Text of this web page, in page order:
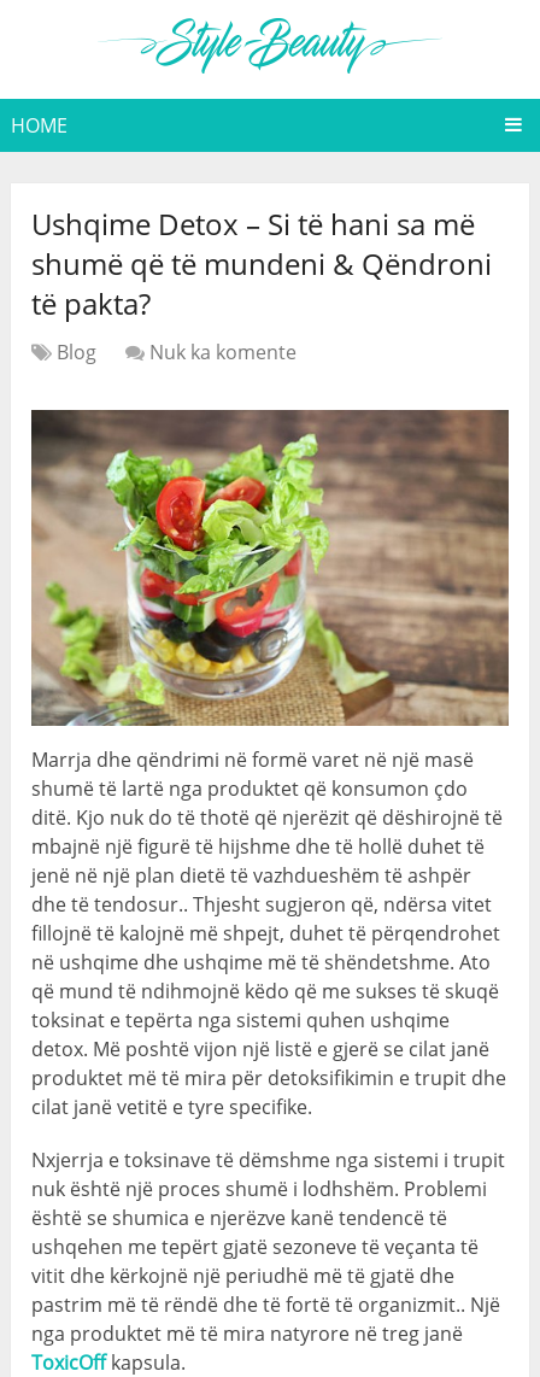
HOME
Ushqime Detox – Si të hani sa më
shumë që të mundeni & Qëndroni
të pakta?
Blog Nuk ka komente
Marrja dhe qëndrimi në formë varet në një masë
shumë të lartë nga produktet që konsumon çdo
ditë. Kjo nuk do të thotë që njerëzit që dëshirojnë të
mbajnë një figurë të hijshme dhe të hollë duhet të
jenë në një plan dietë të vazhdueshëm të ashpër
dhe të tendosur.. Thjesht sugjeron që, ndërsa vitet
fillojnë të kalojnë më shpejt, duhet të përqendrohet
në ushqime dhe ushqime më të shëndetshme. Ato
që mund të ndihmojnë këdo që me sukses të skuqë
toksinat e tepërta nga sistemi quhen ushqime
detox. Më poshtë vijon një listë e gjerë se cilat janë
produktet më të mira për detoksifikimin e trupit dhe
cilat janë vetitë e tyre specifike.
Nxjerrja e toksinave të dëmshme nga sistemi i trupit
nuk është një proces shumë i lodhshëm. Problemi
është se shumica e njerëzve kanë tendencë të
ushqehen me tepërt gjatë sezoneve të veçanta të
vitit dhe kërkojnë një periudhë më të gjatë dhe
pastrim më të rëndë dhe të fortë të organizmit.. Një
nga produktet më të mira natyrore në treg janë
ToxicOffkapsula.